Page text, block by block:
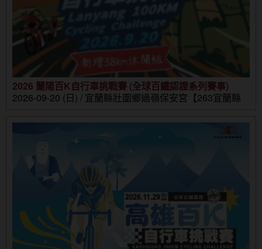
2026 蘭陽百K自行車挑戰賽 (全球百鐵認證系列賽事)
2026-09-20 (日) / 宜蘭縣壯圍鄉過嶺保安宮【263宜蘭縣